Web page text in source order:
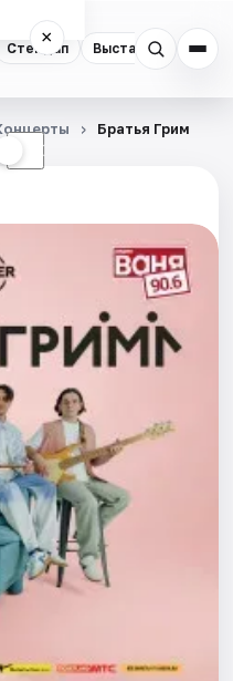
Стендап Выставки
×
☾
Братья Грим